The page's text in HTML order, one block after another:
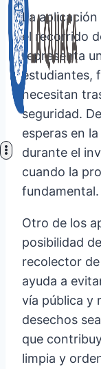
La
el recorrido
representa
estudiantes,
necesitan
seguridad.
esperas en
durante el
cuando la
fundamental.
Otro de los
posibilidad
recolector
ayuda a
vía pública y
desechos
que
limpia y